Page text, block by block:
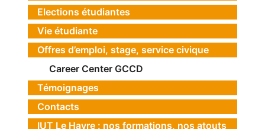
Elections étudiantes
Vie étudiante
Offres d’emploi, stage, service civique
Career Center GCCD
Témoignages
Contacts
IUT Le Havre : nos formations, nos atouts